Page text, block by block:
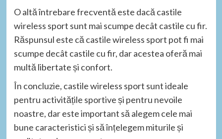
O altă întrebare frecventă este dacă castile
wireless sport sunt mai scumpe decât castile cu fir.
Răspunsul este că castile wireless sport pot fi mai
scumpe decât castile cu fir, dar acestea oferă mai
multă libertate și confort.
În concluzie, castile wireless sport sunt ideale
pentru activitățile sportive și pentru nevoile
noastre, dar este important să alegem cele mai
bune caracteristici și să înțelegem miturile și